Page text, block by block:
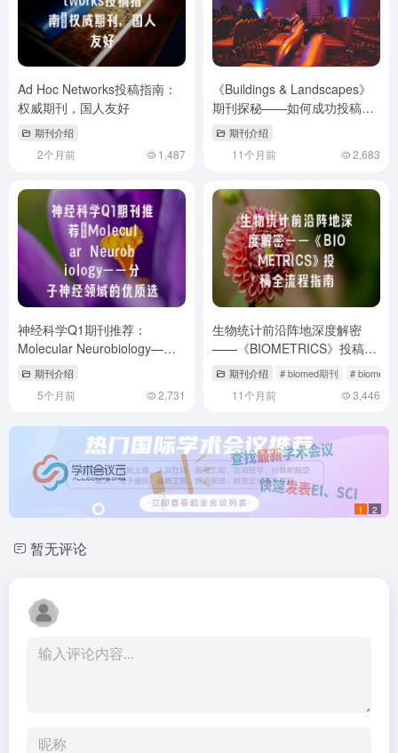
Ad Hoc Networks投稿指南：
权威期刊，国人友好
期刊介绍
2个月前 1,487
《Buildings & Landscapes》
期刊探秘——如何成功投稿乡
土建筑研究？
期刊介绍
11个月前 2,683
神经科学Q1期刊推荐：
Molecular Neurobiology——
分子神经领域的优质选择
期刊介绍
5个月前 2,731
生物统计前沿阵地深度解密
——《BIOMETRICS》投稿全
流程指南
期刊介绍 # biomed期刊 #
11个月前 3,446
1 2
暂无评论